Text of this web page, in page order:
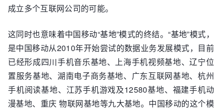
成立多个互联网公司的可能。
这同时也意味着中国移动“基地”模式的终结。“基地”模式，
是中国移动从2010年开始尝试的数据业务发展模式，目前
已经形成四川手机音乐基地、上海手机视频基地、辽宁位
置服务基地、湖南电子商务基地、广东互联网基地、杭州
手机阅读基地、江苏手机游戏及12580基地、福建手机动
漫基地、重庆 物联网基地等九大基地。中国移动的这个模